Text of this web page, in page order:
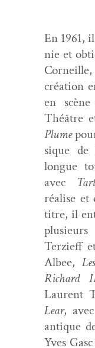
En 1961,
nie et
créa­tion
en
Théâtre
Plume
sique de
longue
avec
réalise
titre, il
Terzi­eff
Albee,
Richard
Lau­rent
Lear,
antique
Yves